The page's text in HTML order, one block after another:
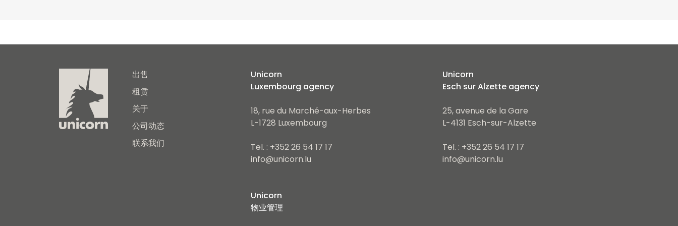
出售
租赁
关于
公司动态
联系我们
Unicorn
Luxembourg agency
18, rue du Marché-aux-Herbes
L-1728 Luxembourg
Tel. : +352 26 54 17 17
info@unicorn.lu
Unicorn
Esch sur Alzette agency
25, avenue de la Gare
L-4131 Esch-sur-Alzette
Tel. : +352 26 54 17 17
info@unicorn.lu
Unicorn
物业管理